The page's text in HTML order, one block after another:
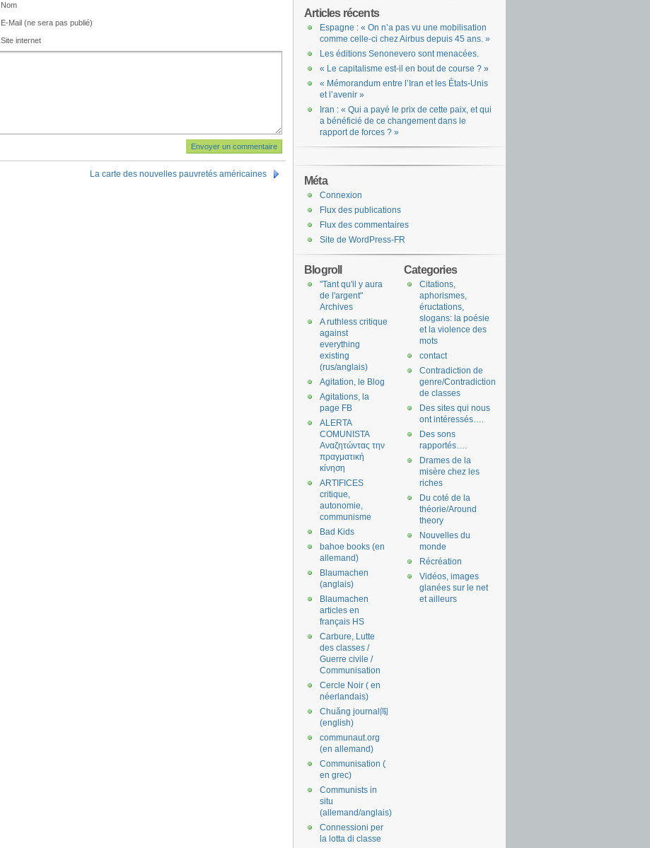
Nom
E-Mail (ne sera pas publié)
Site internet
La carte des nouvelles pauvretés américaines
Articles récents
Espagne : « On n’a pas vu une mobilisation
comme celle-ci chez Airbus depuis 45 ans. »
Les éditions Senonevero sont menacées.
« Le capitalisme est-il en bout de course ? »
« Mémorandum entre l’Iran et les États-Unis
et l’avenir »
Iran : « Qui a payé le prix de cette paix, et qui
a bénéficié de ce changement dans le
rapport de forces ? »
Méta
Connexion
Flux des publications
Flux des commentaires
Site de WordPress-FR
Categories
Citations,
aphorismes,
éructations,
slogans: la poésie
et la violence des
mots
contact
Contradiction de
genre/Contradiction
de classes
Des sites qui nous
ont intéressés….
Des sons
rapportés….
Drames de la
misère chez les
riches
Du coté de la
théorie/Around
theory
Nouvelles du
monde
Récréation
Vidéos, images
glanées sur le net
et ailleurs
Blogroll
"Tant qu'il y aura
de l'argent"
Archives
A ruthless critique
against
everything
existing
(rus/anglais)
Agitation, le Blog
Agitations, la
page FB
ALERTA
COMUNISTA
Αναζητώντας την
πραγματική
κίνηση
ARTIFICES
critique,
autonomie,
communisme
Bad Kids
bahoe books (en
allemand)
Blaumachen
(anglais)
Blaumachen
articles en
français HS
Carbure, Lutte
des classes /
Guerre civile /
Communisation
Cercle Noir ( en
néerlandais)
Chuǎng journal闯
(english)
communaut.org
(en allemand)
Communisation (
en grec)
Communists in
situ
(allemand/anglais)
Connessioni per
la lotta di classe